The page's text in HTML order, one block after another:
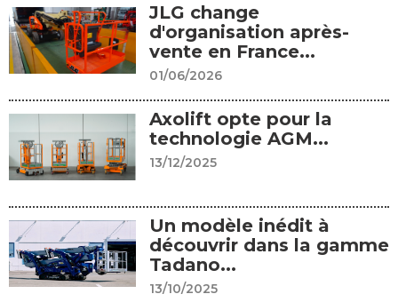
JLG change
d'organisation après-
vente en France...
01/06/2026
Axolift opte pour la
technologie AGM...
13/12/2025
Un modèle inédit à
découvrir dans la gamme
Tadano...
13/10/2025